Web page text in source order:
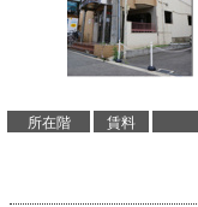
所在階 賃料